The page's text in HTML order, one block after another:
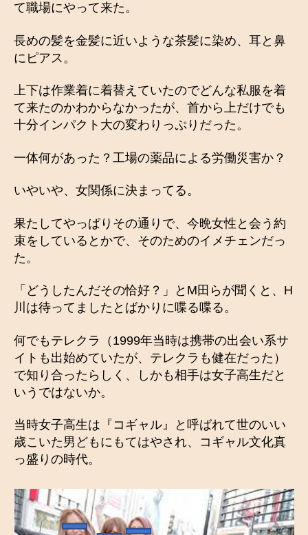
て職場にやって来た。
長めの髪を金髪に近いような茶髪に染め、耳と鼻
にピアス。
上下は作業着に着替えていたのでどんな私服を着
て来たのかわからなかったが、首から上だけでも
十分インパクト大の変わりっぷりだった。
一体何があった？工場の薬品による労働災害か？
いやいや、女関係に決まってる。
果たしてやっぱりその通りで、今晩女性と会う約
束をしているとかで、そのためのイメチェンだっ
た。
「どうしたんだその恰好？」とM田らが聞くと、H
川は待ってましたとばかりに喋る喋る。
何でもテレクラ（1999年当時は携帯の出会い系サ
イトも出始めていたが、テレクラも健在だった）
で知り合ったらしく、しかも相手は女子高生だと
いうではないか。
当時女子高生は『コギャル』と呼ばれて世のいい
歳こいた男どもにもてはやされ、コギャル文化真
っ盛りの時代。